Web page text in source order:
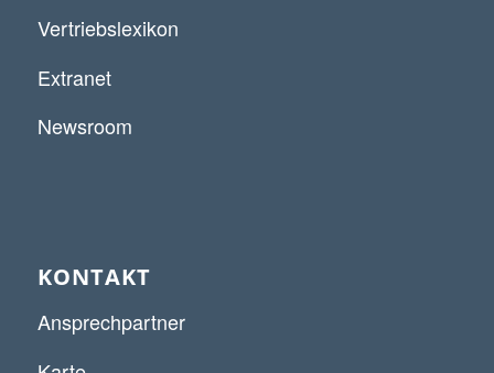
Vertriebslexikon
Extranet
Newsroom
KONTAKT
Ansprechpartner